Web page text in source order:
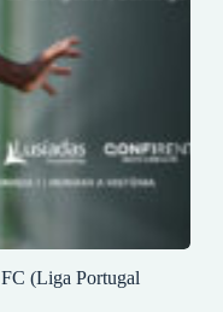
(Liga Portugal